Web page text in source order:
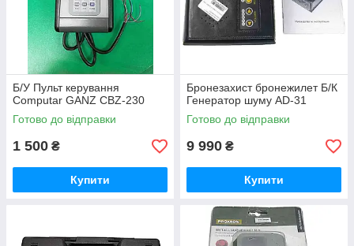
Б/У Пульт керування
Computar GANZ CBZ-230
Готово до відправки
1 500 ₴
Купити
Бронезахист бронежилет Б/К
Генератор шуму AD-31
Готово до відправки
9 990 ₴
Купити